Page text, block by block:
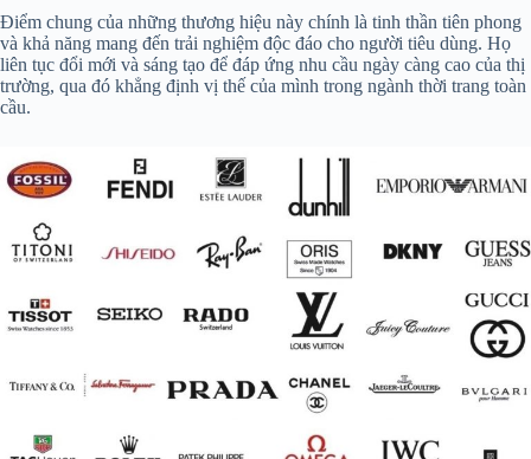
Điểm chung của những thương hiệu này chính là tinh thần tiên phong
và khả năng mang đến trải nghiệm độc đáo cho người tiêu dùng. Họ
liên tục đổi mới và sáng tạo để đáp ứng nhu cầu ngày càng cao của thị
trường, qua đó khẳng định vị thế của mình trong ngành thời trang toàn
cầu.